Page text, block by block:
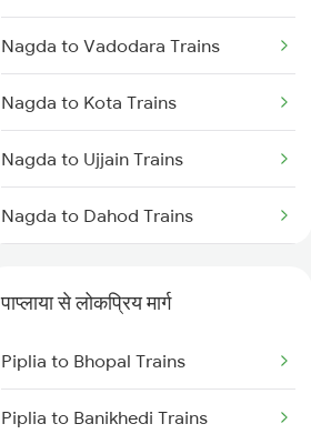
Piplia to Makshi Trains
Nagda to Vadodara Trains
Nagda to Kota Trains
Nagda to Ujjain Trains
Nagda to Dahod Trains
पाप्लाया से लोकप्रिय मार्ग
Piplia to Bhopal Trains
Piplia to Banikhedi Trains